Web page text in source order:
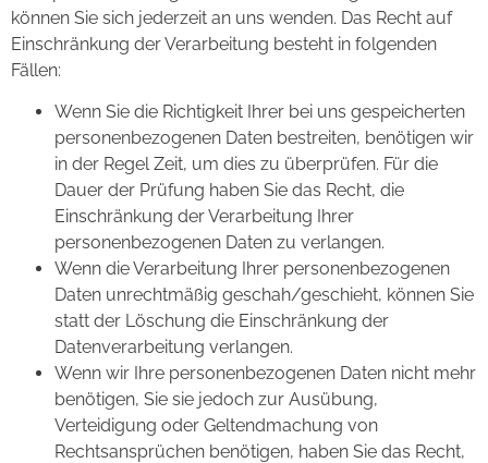
können Sie sich jederzeit an uns wenden. Das Recht auf
Einschränkung der Verarbeitung besteht in folgenden
Fällen:
Wenn Sie die Richtigkeit Ihrer bei uns gespeicherten
personenbezogenen Daten bestreiten, benötigen wir
in der Regel Zeit, um dies zu überprüfen. Für die
Dauer der Prüfung haben Sie das Recht, die
Einschränkung der Verarbeitung Ihrer
personenbezogenen Daten zu verlangen.
Wenn die Verarbeitung Ihrer personenbezogenen
Daten unrechtmäßig geschah/geschieht, können Sie
statt der Löschung die Einschränkung der
Datenverarbeitung verlangen.
Wenn wir Ihre personenbezogenen Daten nicht mehr
benötigen, Sie sie jedoch zur Ausübung,
Verteidigung oder Geltendmachung von
Rechtsansprüchen benötigen, haben Sie das Recht,